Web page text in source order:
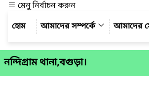
মেনু নির্বাচন করুন
আমাদের সম্পর্কে
আমাদের
নন্দিগ্রাম থানা,বগুড়া।